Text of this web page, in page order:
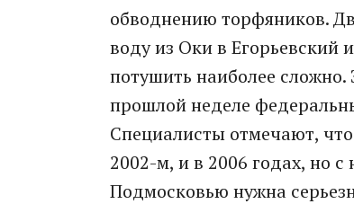
обводнению торфяников.
воду из Оки в Егорьевский
потушить наиболее
прошлой неделе
Специалисты отмечают,
2002-м, и в 2006 годах, но
Подмосковью нужна